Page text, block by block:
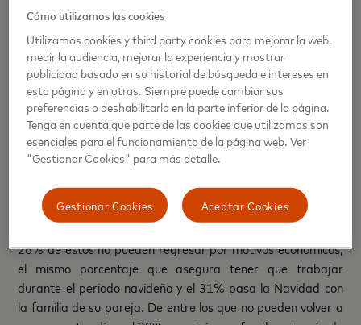
españoles eligen viajar en Navidad, ya que el 20% de estos
opta por irse de vacaciones al extranjero durante el periodo
festivo. El 19% asegura que es menos estresante que
pasar la Navidad en casa, el 13% quiere evitar discusiones
familiares y el 18% dice que lo único que quiere en Navidad
es poder pasar un poco de calor aunque sea invierno,
buscando destinos más cálidos.
El estudio de Mastercard indica que mientras que la
mayoría de los españoles se proponen pasar la Navidad
26% de estos no pueden regresar por motivos económicos,
el mismo porcentaje que asegura tener que trabajar
durante el periodo navideño y el 31% pasa la Navidad con
la familia de su pareja. De entre los que no pueden volver a
Cómo utilizamos las cookies
Utilizamos cookies y third party cookies para mejorar la web,
medir la audiencia, mejorar la experiencia y mostrar
publicidad basado en su historial de búsqueda e intereses en
esta página y en otras. Siempre puede cambiar sus
preferencias o deshabilitarlo en la parte inferior de la página.
Tenga en cuenta que parte de las cookies que utilizamos son
esenciales para el funcionamiento de la página web. Ver
"Gestionar Cookies" para más detalle.
Aceptar Cookies
Gestionar Cookies